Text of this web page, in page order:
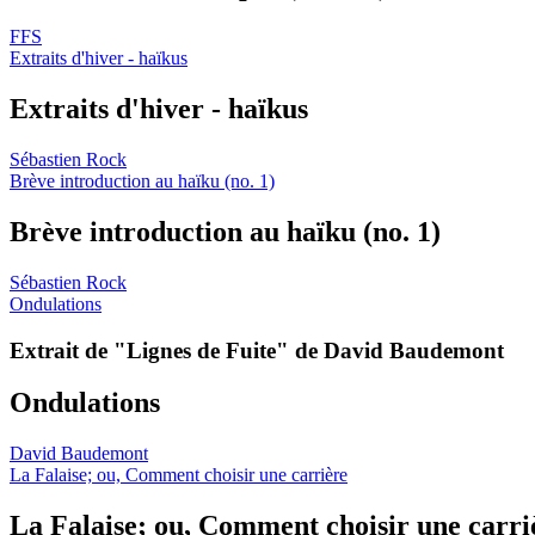
FFS
Extraits d'hiver - haïkus
Extraits d'hiver - haïkus
Sébastien Rock
Brève introduction au haïku (no. 1)
Brève introduction au haïku (no. 1)
Sébastien Rock
Ondulations
Extrait de "Lignes de Fuite" de David Baudemont
Ondulations
David Baudemont
La Falaise; ou, Comment choisir une carrière
La Falaise; ou, Comment choisir une